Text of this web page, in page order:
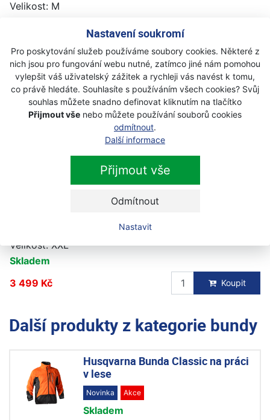
Nastavení soukromí
Pro poskytování služeb používáme soubory cookies. Některé z
nich jsou pro fungování webu nutné, zatímco jiné nám pomohou
vylepšit váš uživatelský zážitek a rychleji vás navést k tomu,
co právě hledáte. Souhlasíte s používáním všech cookies? Svůj
souhlas můžete snadno definovat kliknutím na tlačítko
Přijmout vše nebo můžete používání souborů cookies
odmítnout.
Další informace
Přijmout vše
Odmítnout
Nastavit
Velikost: M
6205464174-54
Velikost: L
Na objednávku
3 499 Kč
Velikost: XXL
Skladem
3 499 Kč
Koupit
Další produkty z kategorie bundy
Husqvarna Bunda Classic na práci
v lese
Novinka Akce
Skladem